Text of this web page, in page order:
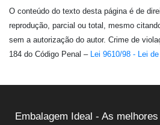
O conteúdo do texto desta página é de
reprodução, parcial ou total, mesmo
sem a autorização do autor. Crime de
184 do Código Penal – Lei 9610/98 - Lei
Embalagem Ideal - As